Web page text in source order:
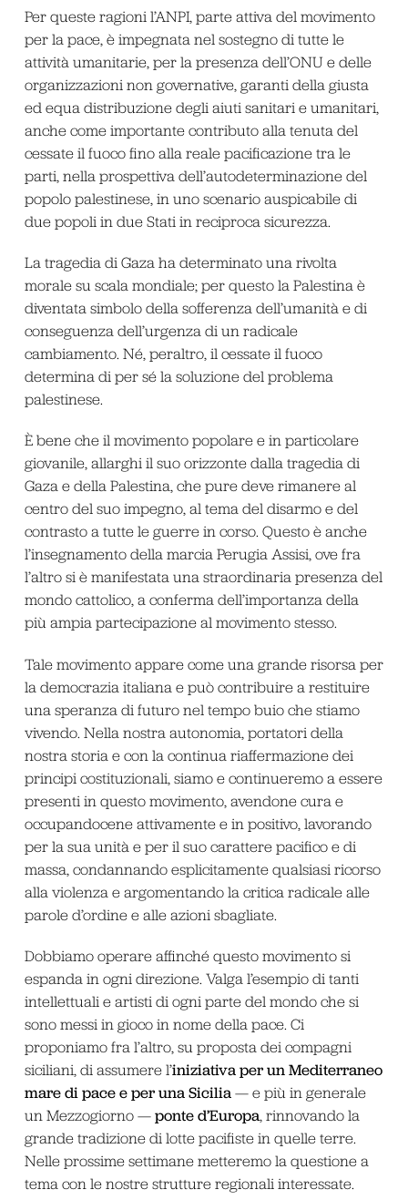
Per queste ragioni l’ANPI, parte attiva del movimento
per la pace, è impegnata nel sostegno di tutte le
attività umanitarie, per la presenza dell’ONU e delle
organizzazioni non governative, garanti della giusta
ed equa distribuzione degli aiuti sanitari e umanitari,
anche come importante contributo alla tenuta del
cessate il fuoco fino alla reale pacificazione tra le
parti, nella prospettiva dell’autodeterminazione del
popolo palestinese, in uno scenario auspicabile di
due popoli in due Stati in reciproca sicurezza.
La tragedia di Gaza ha determinato una rivolta
morale su scala mondiale; per questo la Palestina è
diventata simbolo della sofferenza dell’umanità e di
conseguenza dell’urgenza di un radicale
cambiamento. Né, peraltro, il cessate il fuoco
determina di per sé la soluzione del problema
palestinese.
È bene che il movimento popolare e in particolare
giovanile, allarghi il suo orizzonte dalla tragedia di
Gaza e della Palestina, che pure deve rimanere al
centro del suo impegno, al tema del disarmo e del
contrasto a tutte le guerre in corso. Questo è anche
l’insegnamento della marcia Perugia Assisi, ove fra
l’altro si è manifestata una straordinaria presenza del
mondo cattolico, a conferma dell’importanza della
più ampia partecipazione al movimento stesso.
Tale movimento appare come una grande risorsa per
la democrazia italiana e può contribuire a restituire
una speranza di futuro nel tempo buio che stiamo
vivendo. Nella nostra autonomia, portatori della
nostra storia e con la continua riaffermazione dei
principi costituzionali, siamo e continueremo a essere
presenti in questo movimento, avendone cura e
occupandocene attivamente e in positivo, lavorando
per la sua unità e per il suo carattere pacifico e di
massa, condannando esplicitamente qualsiasi ricorso
alla violenza e argomentando la critica radicale alle
parole d’ordine e alle azioni sbagliate.
Dobbiamo operare affinché questo movimento si
espanda in ogni direzione. Valga l’esempio di tanti
intellettuali e artisti di ogni parte del mondo che si
sono messi in gioco in nome della pace. Ci
proponiamo fra l’altro, su proposta dei compagni
siciliani, di assumere l’iniziativa per un Mediterraneo
mare di pace e per una Sicilia— e più in generale
un Mezzogiorno — ponte d’Europa, rinnovando la
grande tradizione di lotte pacifiste in quelle terre.
Nelle prossime settimane metteremo la questione a
tema con le nostre strutture regionali interessate.